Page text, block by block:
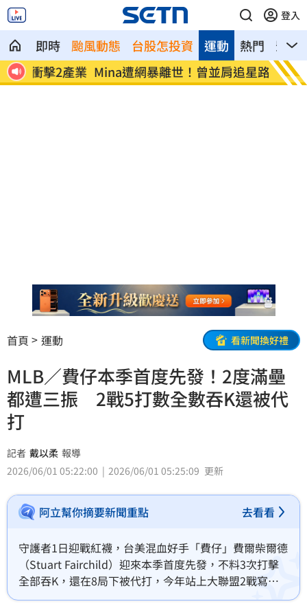
登入
即時 颱風動態 台股怎投資 熱門 影音
運動
業 Mina遭網暴離世！曾並肩追星路人淚憶暖
舉
范曉
首頁 運動 看新聞換好禮
MLB／費仔本季首度先發！2度滿壘
都遭三振 2戰5打數全數吞K還被代
打
記者 戴以柔 報導
2026/06/01 05:22:00
2026/06/01 05:25:09 更新
阿立幫你摘要新聞重點 去看看
守護者1日迎戰紅襪，台美混血好手「費仔」費爾柴爾德
（Stuart Fairchild）迎來本季首度先發，不料3次打擊
全部吞K，還在8局下被代打，今年站上大聯盟2戰寫下5
支0且5次都慘遭三振。